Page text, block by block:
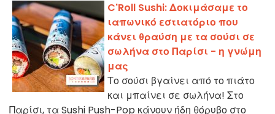
C'Roll Sushi: Δοκιμάσαμε το
ιαπωνικό εστιατόριο που
κάνει θραύση με τα σούσι σε
σωλήνα στο Παρίσι - η γνώμη
μας
Το σούσι βγαίνει από το πιάτο
και μπαίνει σε σωλήνα! Στο
Παρίσι, τα Sushi Push-Pop κάνουν ήδη θόρυβο στο